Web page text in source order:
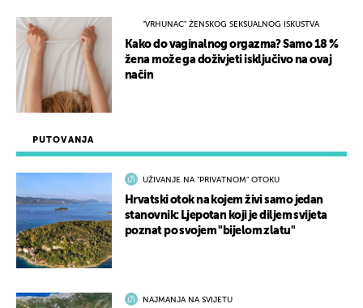
PUTOVANJA
UŽIVANJE NA "PRIVATNOM" OTOKU
Hrvatski otok na kojem živi samo jedan
stanovnik: Ljepotan koji je diljem svijeta
poznat po svojem "bijelom zlatu"
NAJMANJA NA SVIJETU
"VRHUNAC" ŽENSKOG SEKSUALNOG ISKUSTVA
Kako do vaginalnog orgazma? Samo 18 %
žena može ga doživjeti isključivo na ovaj
način